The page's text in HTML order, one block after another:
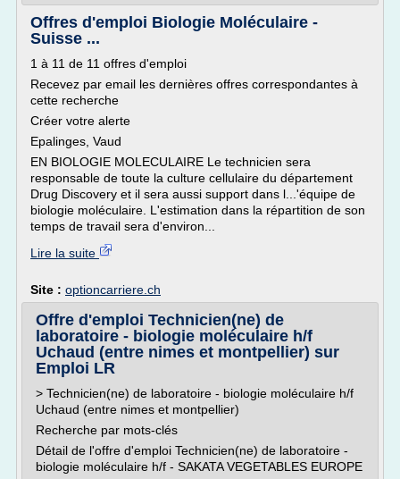
Offres d'emploi Biologie Moléculaire -
Suisse ...
1 à 11 de 11 offres d'emploi
Recevez par email les dernières offres correspondantes à
cette recherche
Créer votre alerte
Epalinges, Vaud
EN BIOLOGIE MOLECULAIRE Le technicien sera
responsable de toute la culture cellulaire du département
Drug Discovery et il sera aussi support dans l...'équipe de
biologie moléculaire. L'estimation dans la répartition de son
temps de travail sera d'environ...
Lire la suite
Site : optioncarriere.ch
Offre d'emploi Technicien(ne) de
laboratoire - biologie moléculaire h/f
Uchaud (entre nimes et montpellier) sur
Emploi LR
> Technicien(ne) de laboratoire - biologie moléculaire h/f
Uchaud (entre nimes et montpellier)
Recherche par mots-clés
Détail de l'offre d'emploi Technicien(ne) de laboratoire -
biologie moléculaire h/f - SAKATA VEGETABLES EUROPE